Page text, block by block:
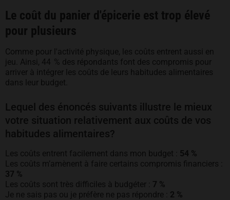
Le coût du panier d'épicerie est trop élevé
pour plusieurs
Comme pour l'activité physique, les coûts entrent aussi en
jeu. Ainsi, 44 % des répondants font des compromis pour
arriver à intégrer les coûts de leurs habitudes alimentaires
dans leur budget.
Lequel des énoncés suivants illustre le mieux
votre situation relativement aux coûts de vos
habitudes alimentaires?
Les coûts entrent facilement dans mon budget : 54 %
Les coûts m’amènent à faire certains compromis financiers :
37 %
Les coûts sont très difficiles à budgéter : 7 %
Je ne sais pas ou je préfère ne pas répondre : 2 %